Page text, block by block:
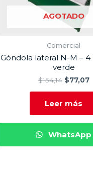
AGOTADO
Comercial
Góndola lateral N-M – 4
verde
$154,14 $77,07
Leer más
WhatsApp